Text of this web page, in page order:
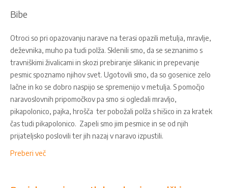
Bibe
Otroci so pri opazovanju narave na terasi opazili metulja, mravlje,
deževnika, muho pa tudi polža. Sklenili smo, da se seznanimo s
travniškimi živalicami in skozi prebiranje slikanic in prepevanje
pesmic spoznamo njihov svet. Ugotovili smo, da so gosenice zelo
lačne in ko se dobro naspijo se spremenijo v metulja. S pomočjo
naravoslovnih pripomočkov pa smo si ogledali mravljo,
pikapolonico, pajka, hrošča ter pobožali polža s hišico in za kratek
čas tudi pikapolonico. Zapeli smo jim pesmice in se od njih
prijateljsko poslovili ter jih nazaj v naravo izpustili.
Preberi več